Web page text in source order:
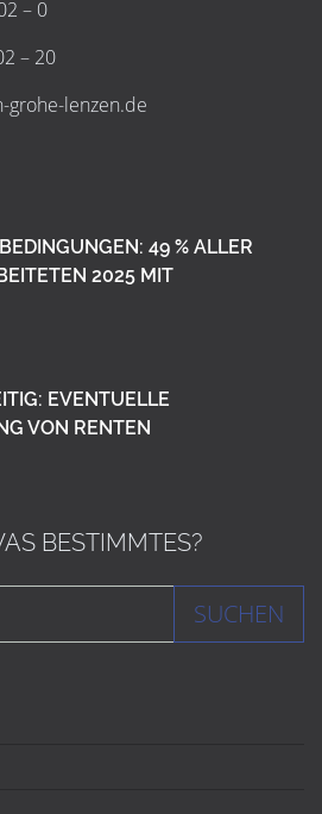
– 0
– 20
-grohe-lenzen.de
49 % ALLER
2025 MIT
EVENTUELLE
VON RENTEN
BESTIMMTES?
SUCHEN